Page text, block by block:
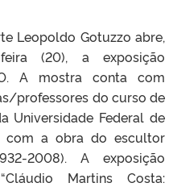
Leopoldo Gotuzzo abre,
(20), a exposição
A mostra conta com
professores do curso de
Universidade Federal de
com a obra do escultor
2008). A exposição
Martins Costa: